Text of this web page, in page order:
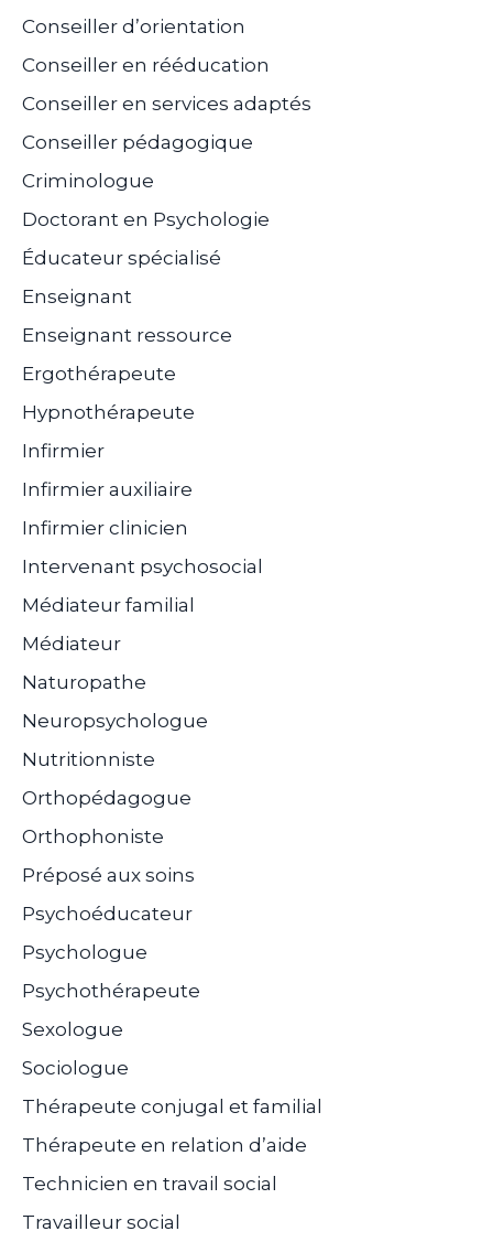
Conseiller d’orientation
Conseiller en rééducation
Conseiller en services adaptés
Conseiller pédagogique
Criminologue
Doctorant en Psychologie
Éducateur spécialisé
Enseignant
Enseignant ressource
Ergothérapeute
Hypnothérapeute
Infirmier
Infirmier auxiliaire
Infirmier clinicien
Intervenant psychosocial
Médiateur familial
Médiateur
Naturopathe
Neuropsychologue
Nutritionniste
Orthopédagogue
Orthophoniste
Préposé aux soins
Psychoéducateur
Psychologue
Psychothérapeute
Sexologue
Sociologue
Thérapeute conjugal et familial
Thérapeute en relation d’aide
Technicien en travail social
Travailleur social